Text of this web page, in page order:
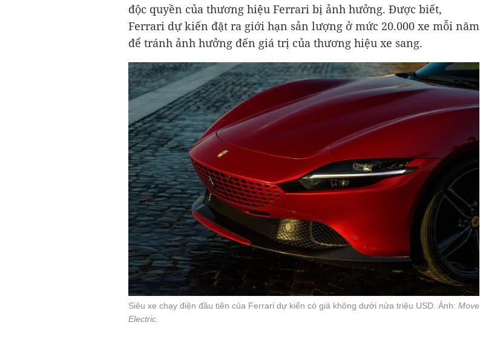
độc quyền của thương hiệu Ferrari bị ảnh hưởng. Được biết,
Ferrari dự kiến đặt ra giới hạn sản lượng ở mức 20.000 xe mỗi năm
để tránh ảnh hưởng đến giá trị của thương hiệu xe sang.
Siêu xe chạy điện đầu tiên của Ferrari dự kiến có giá không dưới nửa triệu USD. Ảnh: Move
Electric.